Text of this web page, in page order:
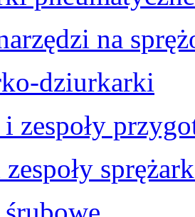
na
dziurkarki
zespoły